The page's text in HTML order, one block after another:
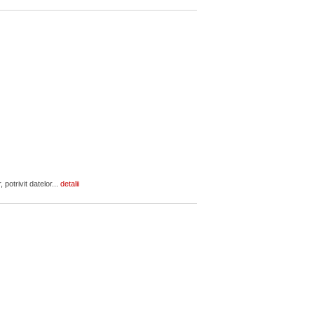
potrivit datelor... detalii